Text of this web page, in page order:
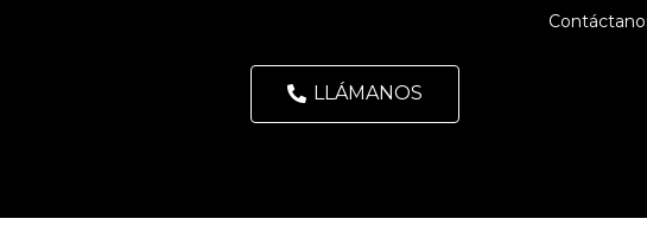
LLÁMANOS